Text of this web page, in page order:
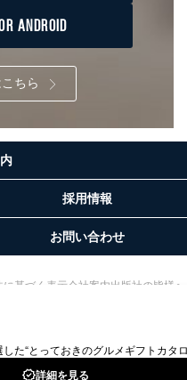
による商品、サービ
ペーン等の広告に関す
のため
ご連絡のため
などの雇用管理等のた
配送のため
及びお客様がご購入され
、キャンペーン等の広告
ービス利用状況の把握お
分析のため
め
社のプライバシーポリシ
公表する利用目的達成の
ANDROID
ちら
採用情報
お問い合わせ
に基づく表示会社案内出版社の皆様へ